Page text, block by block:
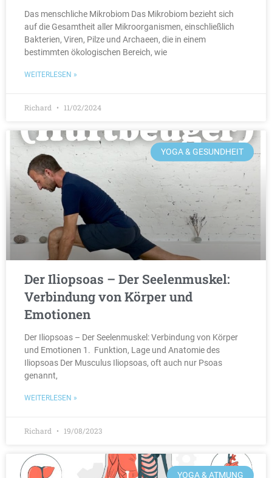
Das menschliche Mikrobiom Das Mikrobiom bezieht sich
auf die Gesamtheit aller Mikroorganismen, einschließlich
Bakterien, Viren, Pilze und Archaeen, die in einem
bestimmten ökologischen Bereich, wie
WEITERLESEN »
Richard 11/02/2024
YOGA & GESUNDHEIT
Der Iliopsoas – Der Seelenmuskel:
Verbindung von Körper und
Emotionen
Der Iliopsoas – Der Seelenmuskel: Verbindung von Körper
und Emotionen 1. Funktion, Lage und Anatomie des
Iliopsoas Der Musculus Iliopsoas, oft auch nur Psoas
genannt,
WEITERLESEN »
Richard 19/08/2023
YOGA & ATMUNG